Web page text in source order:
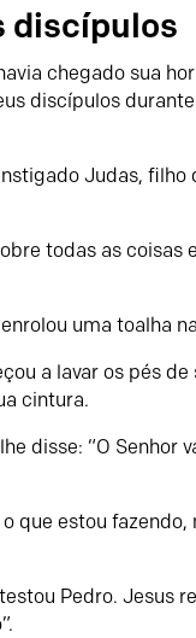
discípulos
chegado sua
discípulos
Judas, filho
todas as coisas
uma toalha
a lavar os pés de
cintura.
disse: “O Senhor
que estou
Pedro. Jesus